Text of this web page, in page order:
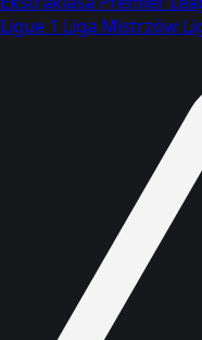
Ligue 1 Liga Mistrzów